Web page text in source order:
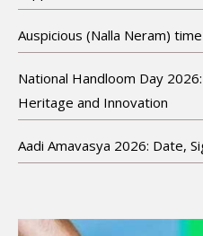
Auspicious (Nalla Neram)
National Handloom Day
Heritage and Innovation
Aadi Amavasya 2026: Date,